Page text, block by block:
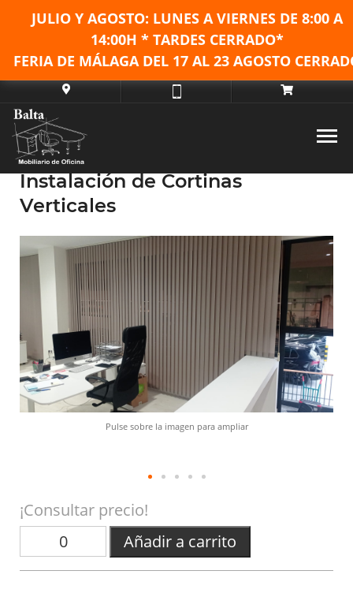
JULIO Y AGOSTO: LUNES A VIERNES DE 8:00 A
14:00H * TARDES CERRADO*
FERIA DE MÁLAGA DEL 17 AL 23 AGOSTO
Instalación de Cortinas
Verticales
Pulse sobre la imagen para ampliar
¡Consultar precio!
Añadir a carrito